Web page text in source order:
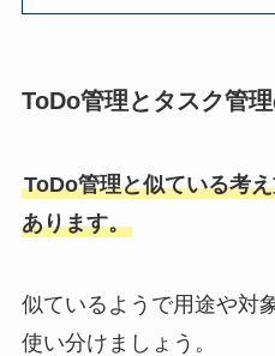
ToDo管理とタスク管
ToDo管理と似ている考
あります。
似ているようで用途や対
使い分けましょう。